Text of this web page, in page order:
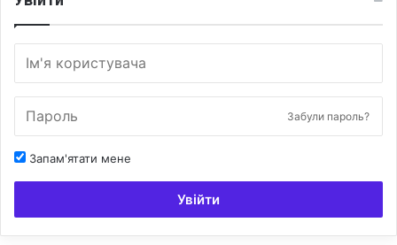
Забули пароль?
Запам'ятати мене
Увійти